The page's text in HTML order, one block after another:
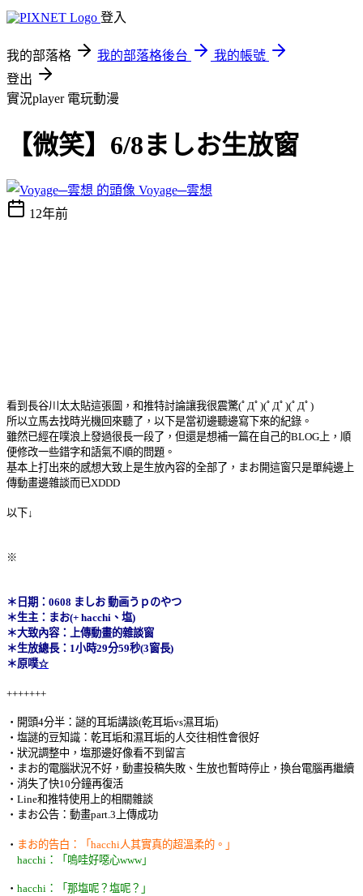
登入
我的部落格 我的部落格後台
我的帳號
登出
實況player 電玩動漫
【微笑】6/8ましお生放窗
Voyage─雲想
12年前
看到長谷川太太貼這張圖，和推特討論讓我很震驚(ﾟ Дﾟ )(ﾟ Дﾟ )(ﾟ Дﾟ )
所以立馬去找時光機回來聽了，以下是當初邊聽邊寫下來的紀錄。
雖然已經在噗浪上發過很長一段了，但還是想補一篇在自己的BLOG上，順
便修改一些錯字和語氣不順的問題。
基本上打出來的感想大致上是生放內容的全部了，まお開這窗只是單純邊上
傳動畫邊雜談而已XDDD
以下↓
※
＊日期：0608 ましお 動画うｐのやつ
＊生主：まお(+ hacchi、塩)
＊大致內容：上傳動畫的雜談窗
＊生放總長：1小時29分59秒(3窗長)
＊原噗☆
+++++++
‧開頭4分半：謎的耳垢講談(乾耳垢vs濕耳垢)
‧塩謎的豆知識：乾耳垢和濕耳垢的人交往相性會很好
‧狀況調整中，塩那邊好像看不到留言
‧まお的電腦狀況不好，動畫投稿失敗、生放也暫時停止，換台電腦再繼續
‧消失了快10分鐘再復活
‧Line和推特使用上的相關雜談
‧まお公告：動畫part.3上傳成功
‧ まお的告白：「hacchi人其實真的超溫柔的。」
hacchi：「嗚哇好噁心www」
‧ hacchi：「那塩呢？塩呢？」